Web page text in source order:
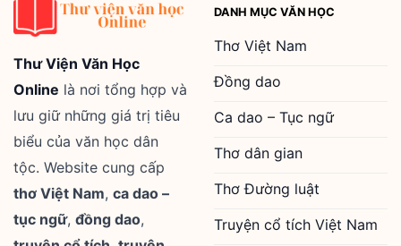
Thư Viện Văn Học
Online là nơi tổng hợp và
lưu giữ những giá trị tiêu
biểu của văn học dân
tộc. Website cung cấp
thơ Việt Nam, ca dao –
tục ngữ, đồng dao,
DANH MỤC VĂN HỌC
Thơ Việt Nam
Đồng dao
Ca dao – Tục ngữ
Thơ dân gian
Thơ Đường luật
Truyện cổ tích Việt Nam